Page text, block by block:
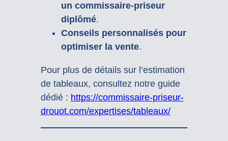
un commissaire-priseur
diplômé.
Conseils personnalisés pour
optimiser la vente.
Pour plus de détails sur l’estimation
de tableaux, consultez notre guide
dédié : https://commissaire-priseur-
drouot.com/expertises/tableaux/